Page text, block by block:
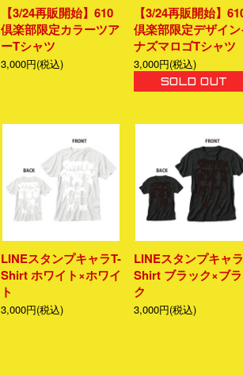
【3/24再販開始】610
倶楽部限定カラーツア
ーTシャツ
3,000円(税込)
【3/24再販開始】
倶楽部限定デザイン
ナズマロゴTシャツ
3,000円(税込)
SOLD OUT
LINEスタンプキャラT-
Shirt ホワイト×ホワイ
ト
3,000円(税込)
LINEスタンプキャ
Shirt ブラック×ブ
ク
3,000円(税込)